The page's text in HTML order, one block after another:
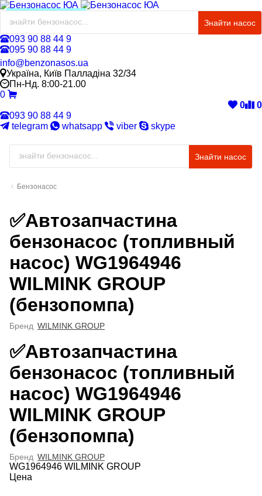
Знайти насос
093 90 88 44 9
095 90 88 44 9
info@benzonasos.ua
Україна, Київ Палладіна 32/34
Пн-Нд. 8:00-21.00
0
0
0
093 90 88 44 9
telegram
whatsapp viber skype
Знайти насос
Бензонасос
✅Автозапчастина
бензонасос (топливный
насос) WG1964946
WILMINK GROUP
(бензопомпа)
Бренд WILMINK GROUP
ЦІНА ЗА НАСОС!
✅Автозапчастина
бензонасос (топливный
насос) WG1964946
WILMINK GROUP
(бензопомпа)
Бренд WILMINK GROUP
WG1964946 WILMINK GROUP
Цена